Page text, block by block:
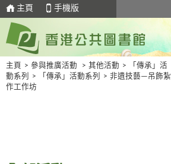
主頁 手機版
主頁 > 參與推廣活動 > 其他活動 >
「傳承」活
動系列
> 「傳承」活動系列 > 非遺技藝—吊飾紮
作工作坊